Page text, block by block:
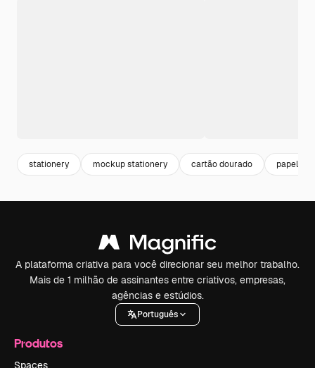
stationery mockup stationery cartão dourado papelaria
A plataforma criativa para você direcionar seu melhor trabalho.
Mais de 1 milhão de assinantes entre criativos, empresas,
agências e estúdios.
Português
Produtos
Spaces